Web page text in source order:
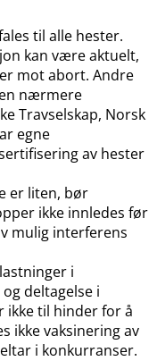
til alle hester.
kan være aktuelt,
mot abort. Andre
nærmere
Travselskap, Norsk
egne
av hester
er liten, bør
ikke innledes før
mulig interferens
i
deltagelse i
ikke til hinder for å
ikke vaksinering av
i konkurranser.